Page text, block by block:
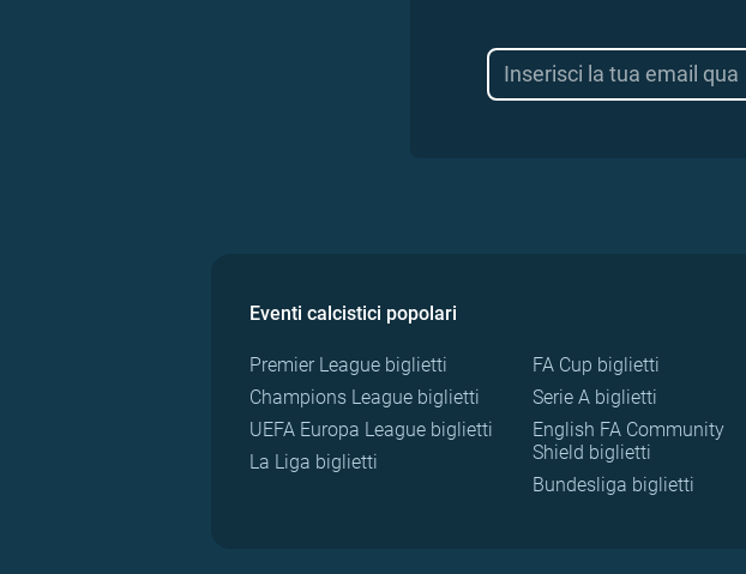
Eventi calcistici popolari
Premier League biglietti
Champions League biglietti
UEFA Europa League biglietti
La Liga biglietti
FA Cup biglietti
Serie A biglietti
English FA Community
Shield biglietti
Bundesliga biglietti